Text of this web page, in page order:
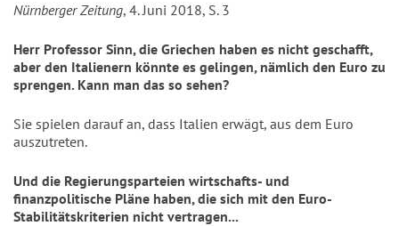
Nürnberger Zeitung, 4. Juni 2018, S. 3
Herr Professor Sinn, die Griechen haben es nicht geschafft,
aber den Italienern könnte es gelingen, nämlich den Euro zu
sprengen. Kann man das so sehen?
Sie spielen darauf an, dass Italien erwägt, aus dem Euro
auszutreten.
Und die Regierungsparteien wirtschafts- und
finanzpolitische Pläne haben, die sich mit den Euro-
Stabilitätskriterien nicht vertragen...